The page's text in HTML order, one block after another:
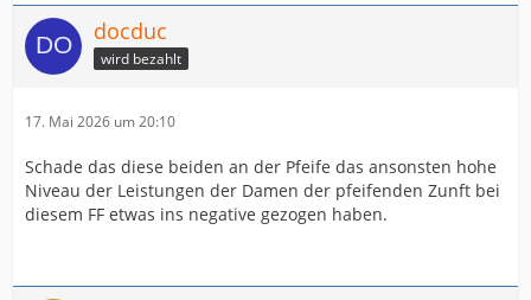
docduc
wird bezahlt
17. Mai 2026 um 20:10
Schade das diese beiden an der Pfeife das ansonsten hohe
Niveau der Leistungen der Damen der pfeifenden Zunft bei
diesem FF etwas ins negative gezogen haben.